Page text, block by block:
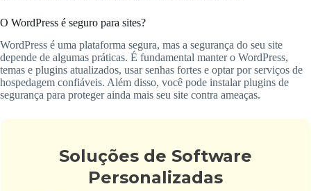
O WordPress é seguro para sites?
WordPress é uma plataforma segura, mas a segurança do seu site
depende de algumas práticas. É fundamental manter o WordPress,
temas e plugins atualizados, usar senhas fortes e optar por serviços de
hospedagem confiáveis. Além disso, você pode instalar plugins de
segurança para proteger ainda mais seu site contra ameaças.
Soluções de Software
Personalizadas